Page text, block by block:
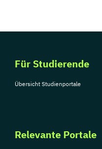
Für Studierende
Übersicht Studienportale
Relevante Portale